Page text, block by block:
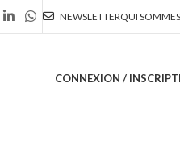
NEWSLETTERQUI
CONNEXION /